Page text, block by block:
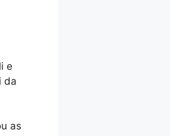
e
da
as